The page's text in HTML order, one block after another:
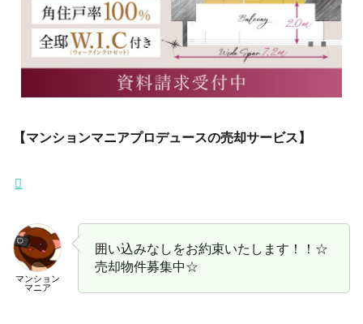
【マンションマニアプロデュースの売却サービス】
マンション
マニア
囲い込みなしをお約束いたします！！☆
売却物件募集中☆